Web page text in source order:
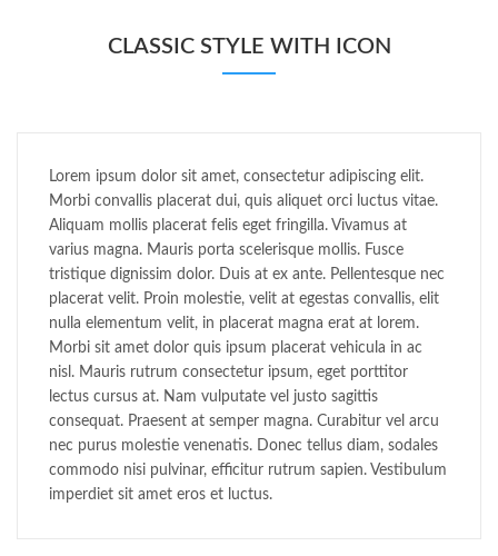
CLASSIC STYLE WITH ICON
Lorem ipsum dolor sit amet, consectetur adipiscing elit.
Morbi convallis placerat dui, quis aliquet orci luctus vitae.
Aliquam mollis placerat felis eget fringilla. Vivamus at
varius magna. Mauris porta scelerisque mollis. Fusce
tristique dignissim dolor. Duis at ex ante. Pellentesque nec
placerat velit. Proin molestie, velit at egestas convallis, elit
nulla elementum velit, in placerat magna erat at lorem.
Morbi sit amet dolor quis ipsum placerat vehicula in ac
nisl. Mauris rutrum consectetur ipsum, eget porttitor
lectus cursus at. Nam vulputate vel justo sagittis
consequat. Praesent at semper magna. Curabitur vel arcu
nec purus molestie venenatis. Donec tellus diam, sodales
commodo nisi pulvinar, efficitur rutrum sapien. Vestibulum
imperdiet sit amet eros et luctus.